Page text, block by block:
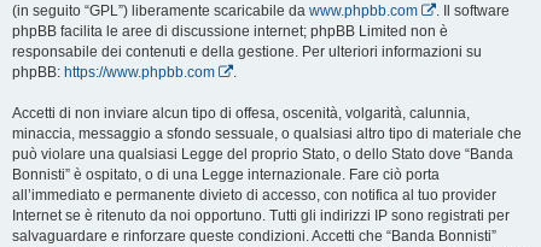
(in seguito “GPL”) liberamente scaricabile da www.phpbb.com
. Il software
phpBB facilita le aree di discussione internet; phpBB Limited non è
responsabile dei contenuti e della gestione. Per ulteriori informazioni su
phpBB: https://www.phpbb.com .
Accetti di non inviare alcun tipo di offesa, oscenità, volgarità, calunnia,
minaccia, messaggio a sfondo sessuale, o qualsiasi altro tipo di materiale che
può violare una qualsiasi Legge del proprio Stato, o dello Stato dove “Banda
Bonnisti” è ospitato, o di una Legge internazionale. Fare ciò porta
all’immediato e permanente divieto di accesso, con notifica al tuo provider
Internet se è ritenuto da noi opportuno. Tutti gli indirizzi IP sono registrati per
salvaguardare e rinforzare queste condizioni. Accetti che “Banda Bonnisti”